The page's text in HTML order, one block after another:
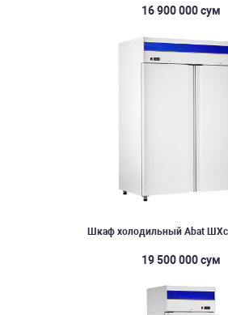
16 900 000 сум
Шкаф холодильный Abat
19 500 000 сум